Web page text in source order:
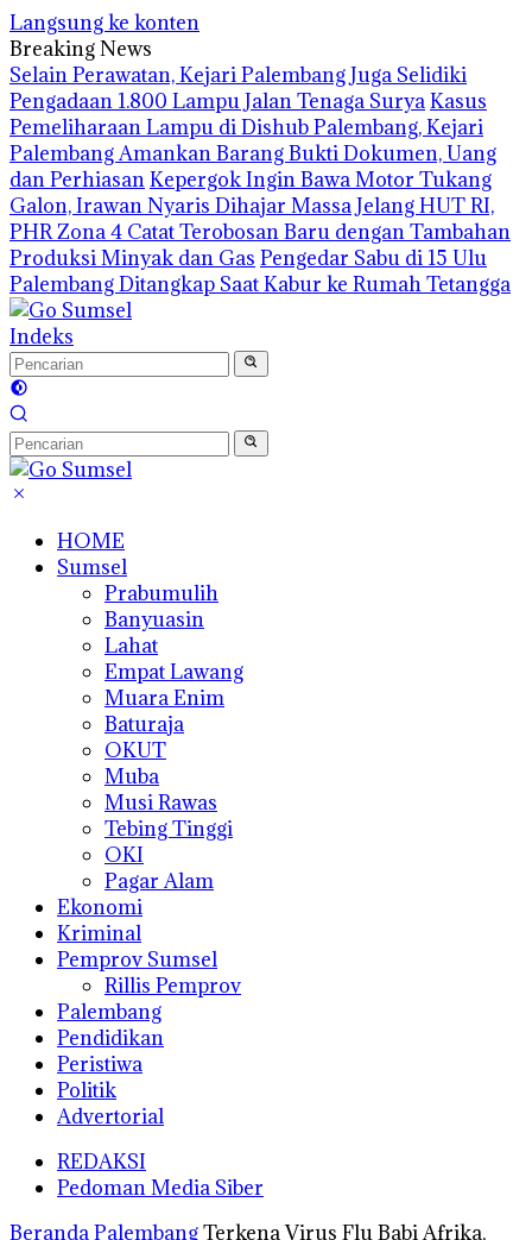
Langsung ke konten
Breaking News
Selain Perawatan, Kejari Palembang Juga Selidiki
Pengadaan 1.800 Lampu Jalan Tenaga SuryaKasus
Pemeliharaan Lampu di Dishub Palembang, Kejari
Palembang Amankan Barang Bukti Dokumen, Uang
dan PerhiasanKepergok Ingin Bawa Motor Tukang
Galon, Irawan Nyaris Dihajar MassaJelang HUT RI,
PHR Zona 4 Catat Terobosan Baru dengan Tambahan
Produksi Minyak dan Gas Pengedar Sabu di 15 Ulu
Palembang Ditangkap Saat Kabur ke Rumah Tetangga
Indeks
HOME
Sumsel
Prabumulih
Banyuasin
Lahat
Empat Lawang
Muara Enim
Baturaja
OKUT
Muba
Musi Rawas
Tebing Tinggi
OKI
Pagar Alam
Ekonomi
Kriminal
Pemprov Sumsel
Rillis Pemprov
Palembang
Pendidikan
Peristiwa
Politik
Advertorial
REDAKSI
Pedoman Media Siber
BerandaPalembangTerkena Virus Flu Babi Afrika,